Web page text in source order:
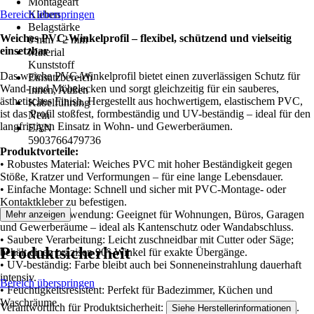
Kleben
Belagstärke
0 mm - 2 mm
Material
Kunststoff
Einsatzbereich
Innen, Außen
Kabelführung
Nein
EAN
5903766479736
Bereich überspringen
Weiches PVC-Winkelprofil – flexibel, schützend und vielseitig
einsetzbar
Das weiche PVC-Winkelprofil bietet einen zuverlässigen Schutz für
Wand- und Möbelecken und sorgt gleichzeitig für ein sauberes,
ästhetisches Finish. Hergestellt aus hochwertigem, elastischem PVC,
ist das Profil stoßfest, formbeständig und UV-beständig – ideal für den
langfristigen Einsatz in Wohn- und Gewerberäumen.
Produktvorteile:
• Robustes Material: Weiches PVC mit hoher Beständigkeit gegen
Stöße, Kratzer und Verformungen – für eine lange Lebensdauer.
• Einfache Montage: Schnell und sicher mit PVC-Montage- oder
Kontaktkleber zu befestigen.
• Vielseitige Anwendung: Geeignet für Wohnungen, Büros, Garagen
und Gewerberäume – ideal als Kantenschutz oder Wandabschluss.
• Saubere Verarbeitung: Leicht zuschneidbar mit Cutter oder Säge;
behält einen präzisen 90°-Winkel für exakte Übergänge.
• UV-beständig: Farbe bleibt auch bei Sonneneinstrahlung dauerhaft
intensiv.
• Feuchtigkeitsresistent: Perfekt für Badezimmer, Küchen und
Waschräume.
Mehr anzeigen
Produktsicherheit
Bereich überspringen
Verantwortlich für Produktsicherheit: Siehe Herstellerinformationen .